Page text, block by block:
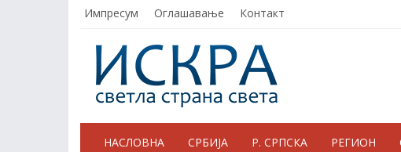
Импресум Оглашавање Контакт
НАСЛОВНА СРБИЈА Р. СРПСКА РЕГИОН